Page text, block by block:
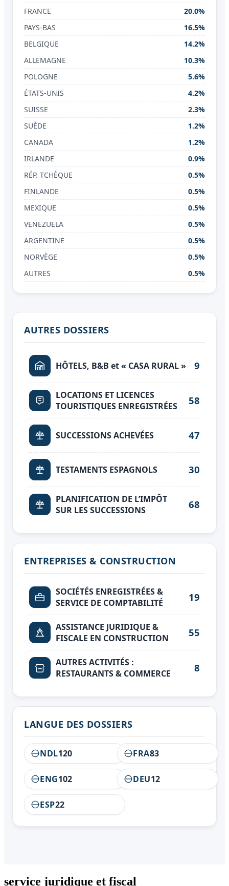
FRANCE
20.0%
PAYS-BAS
16.5%
BELGIQUE
14.2%
ALLEMAGNE
10.3%
POLOGNE
5.6%
ÉTATS-UNIS
4.2%
SUISSE
2.3%
SUÈDE
1.2%
CANADA
1.2%
IRLANDE
0.9%
RÉP. TCHÈQUE
0.5%
FINLANDE
0.5%
MEXIQUE
0.5%
VENEZUELA
0.5%
ARGENTINE
0.5%
NORVÈGE
0.5%
AUTRES
0.5%
AUTRES DOSSIERS
HÔTELS, B&B et « CASA RURAL » 9
LOCATIONS ET LICENCES
TOURISTIQUES ENREGISTRÉES
58
SUCCESSIONS ACHEVÉES 47
TESTAMENTS ESPAGNOLS 30
PLANIFICATION DE L’IMPÔT
SUR LES SUCCESSIONS
68
ENTREPRISES & CONSTRUCTION
SOCIÉTÉS ENREGISTRÉES &
SERVICE DE COMPTABILITÉ
19
ASSISTANCE JURIDIQUE &
FISCALE EN CONSTRUCTION
55
AUTRES ACTIVITÉS :
RESTAURANTS & COMMERCE
8
LANGUE DES DOSSIERS
NDL120 FRA83
ENG102 DEU12
ESP22
service juridique et fiscal